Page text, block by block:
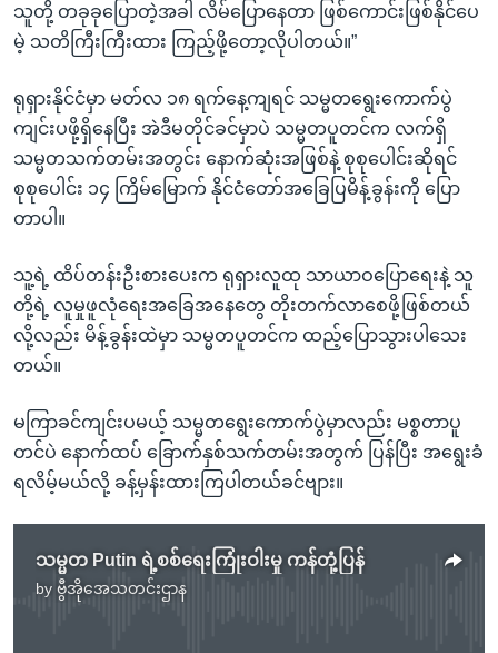
သူတို့ တခုခုပြောတဲ့အခါ လိမ်ပြောနေတာ ဖြစ်ကောင်းဖြစ်နိုင်ပေ
မဲ့ သတိကြီးကြီးထား ကြည့်ဖို့တော့လိုပါတယ်။”
ရုရှားနိုင်ငံမှာ မတ်လ ၁၈ ရက်နေ့ကျရင် သမ္မတရွေးကောက်ပွဲ
ကျင်းပဖို့ရှိနေပြီး အဲဒီမတိုင်ခင်မှာပဲ သမ္မတပူတင်က လက်ရှိ
သမ္မတသက်တမ်းအတွင်း နောက်ဆုံးအဖြစ်နဲ့ စုစုပေါင်းဆိုရင်
စုစုပေါင်း ၁၄ ကြိမ်မြောက် နိုင်ငံတော်အခြေပြမိန့်ခွန်းကို ပြော
တာပါ။
သူ့ရဲ့ ထိပ်တန်းဦးစားပေးက ရုရှားလူထု သာယာဝပြောရေးနဲ့ သူ
တို့ရဲ့ လူမှုဖူလုံရေးအခြေအနေတွေ တိုးတက်လာစေဖို့ဖြစ်တယ်
လို့လည်း မိန့်ခွန်းထဲမှာ သမ္မတပူတင်က ထည့်ပြောသွားပါသေး
တယ်။
မကြာခင်ကျင်းပမယ့် သမ္မတရွေးကောက်ပွဲမှာလည်း မစ္စတာပူ
တင်ပဲ နောက်ထပ် ခြောက်နှစ်သက်တမ်းအတွက် ပြန်ပြီး အရွေးခံ
ရလိမ့်မယ်လို့ ခန့်မှန်းထားကြပါတယ်ခင်ဗျား။
သမ္မတ Putin ရဲ့စစ်ရေးကြုံးဝါးမှု ကန်တုံ့ပြန်
by ဗွီအိုအေသတင်းဌာန
No media source currently available